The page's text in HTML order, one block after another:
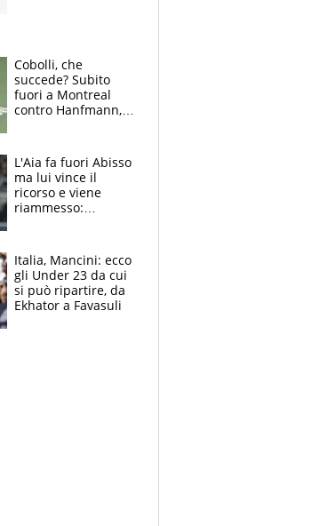
Cobolli, che
succede? Subito
fuori a Montreal
contro Hanfmann,
L'Aia fa fuori Abisso
ma lui vince il
ricorso e viene
riammesso:
Italia, Mancini: ecco
gli Under 23 da cui
si può ripartire, da
Ekhator a Favasuli